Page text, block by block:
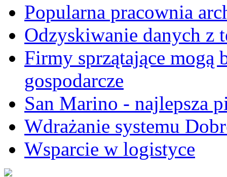
Popularna pracownia
Odzyskiwanie danych z
Firmy sprzątające mogą
gospodarcze
San Marino - najlepsza
Wdrażanie systemu
Wsparcie w logistyce